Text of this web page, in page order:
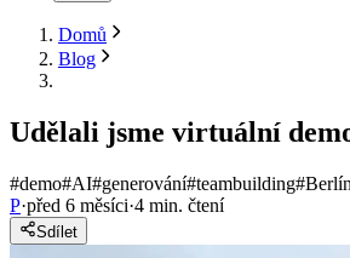
Domů
Blog
Udělali jsme virtuální
#demo#AI#generování#teambuilding#Berlín
P·před 6 měsíci·4 min. čtení
Sdílet